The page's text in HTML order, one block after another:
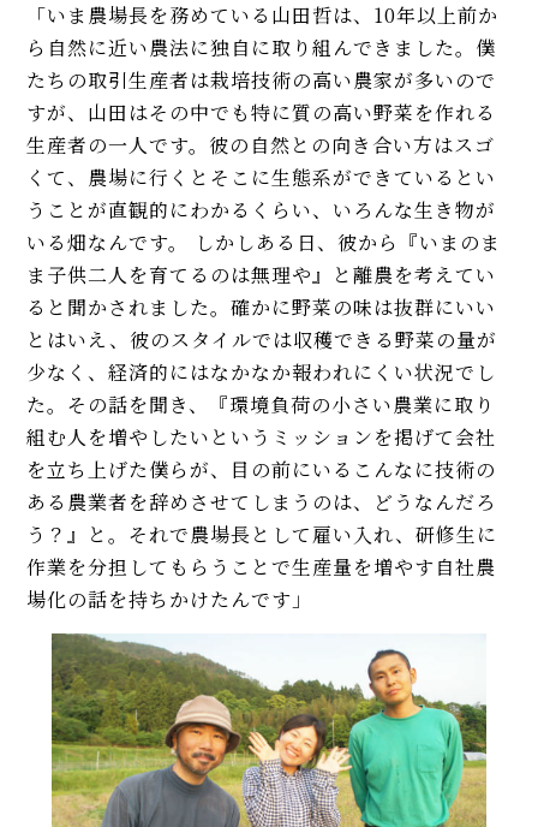
「いま農場長を務めている山田哲は、10年以上前か
ら自然に近い農法に独自に取り組んできました。僕
たちの取引生産者は栽培技術の高い農家が多いので
すが、山田はその中でも特に質の高い野菜を作れる
生産者の一人です。彼の自然との向き合い方はスゴ
くて、農場に行くとそこに生態系ができているとい
うことが直観的にわかるくらい、いろんな生き物が
いる畑なんです。 しかしある日、彼から『いまのま
ま子供二人を育てるのは無理や』と離農を考えてい
ると聞かされました。確かに野菜の味は抜群にいい
とはいえ、彼のスタイルでは収穫できる野菜の量が
少なく、経済的にはなかなか報われにくい状況でし
た。その話を聞き、『環境負荷の小さい農業に取り
組む人を増やしたいというミッションを掲げて会社
を立ち上げた僕らが、目の前にいるこんなに技術の
ある農業者を辞めさせてしまうのは、どうなんだろ
う？』と。それで農場長として雇い入れ、研修生に
作業を分担してもらうことで生産量を増やす自社農
場化の話を持ちかけたんです」